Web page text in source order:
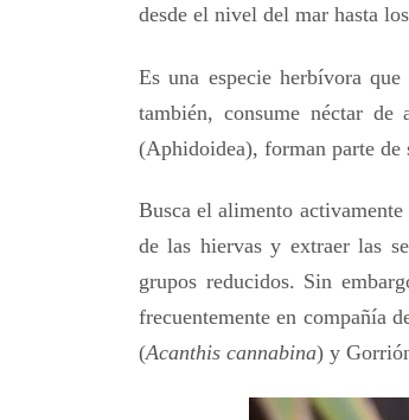
desde el nivel del mar hasta
Es una especie herbívora
también, consume néctar de
(Aphidoidea), forman parte de
Busca el alimento
de las hiervas y extraer las
grupos reducidos. Sin
frecuentemente en compañía
(Acanthis cannabina) y